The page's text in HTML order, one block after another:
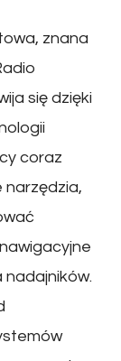
znana
się dzięki
coraz
narzędzia,